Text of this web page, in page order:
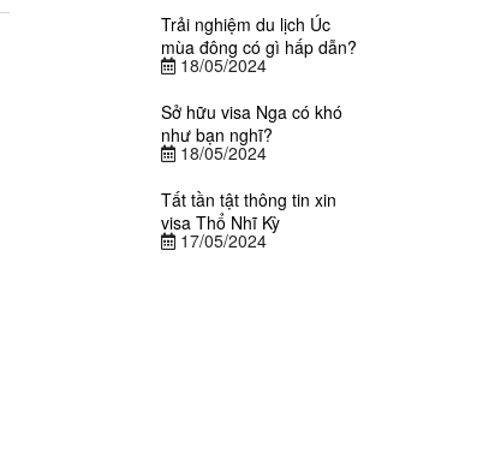
Trải nghiệm du lịch Úc
mùa đông có gì hấp dẫn?
18/05/2024
Sở hữu visa Nga có khó
như bạn nghĩ?
18/05/2024
Tất tần tật thông tin xin
visa Thổ Nhĩ Kỳ
17/05/2024